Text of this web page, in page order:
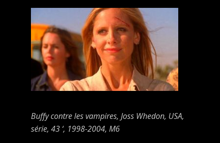
Buffy contre les vampires, Joss Whedon, USA,
série, 43 ‘, 1998-2004, M6